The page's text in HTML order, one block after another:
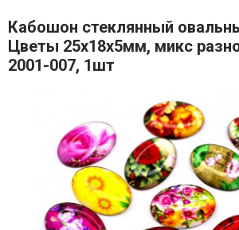
Кабошон стеклянный
Цветы 25х18х5мм, микс
2001-007, 1шт